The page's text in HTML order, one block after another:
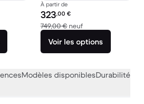
€ neuf
À partir de
Prix reconditionné :
323,00 €
749,00 € neufcontre 749,00 €
Voir les options
Modèles disponiblesDurabilité